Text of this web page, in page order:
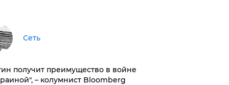
Сеть
получит преимущество в войне
– колумнист Bloomberg